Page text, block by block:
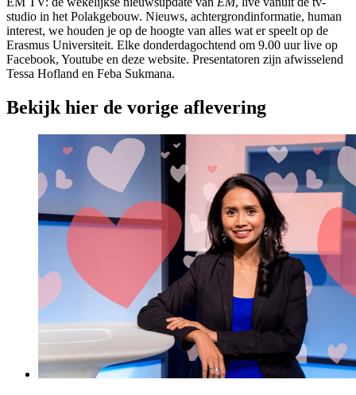
studio in het Polakgebouw. Nieuws, achtergrondinformatie, human
interest, we houden je op de hoogte van alles wat er speelt op de
Erasmus Universiteit. Elke donderdagochtend om 9.00 uur live op
Facebook, Youtube en deze website. Presentatoren zijn afwisselend
Tessa Hofland en Feba Sukmana.
Bekijk hier de vorige aflevering